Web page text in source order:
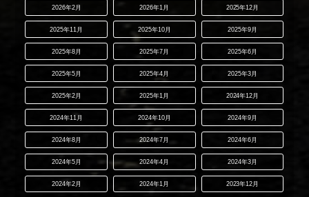
2026年2月 2026年1月 2025年12月
2025年11月 2025年10月 2025年9月
2025年8月 2025年7月 2025年6月
2025年5月 2025年4月 2025年3月
2025年2月 2025年1月 2024年12月
2024年11月 2024年10月 2024年9月
2024年8月 2024年7月 2024年6月
2024年5月 2024年4月 2024年3月
2024年2月 2024年1月 2023年12月